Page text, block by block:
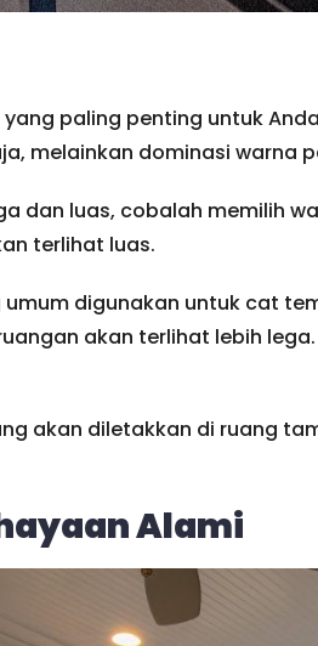
paling penting untuk
melainkan dominasi warna
dan luas, cobalah memilih
terlihat luas.
digunakan untuk cat
akan terlihat lebih
akan diletakkan di ruang
Alami